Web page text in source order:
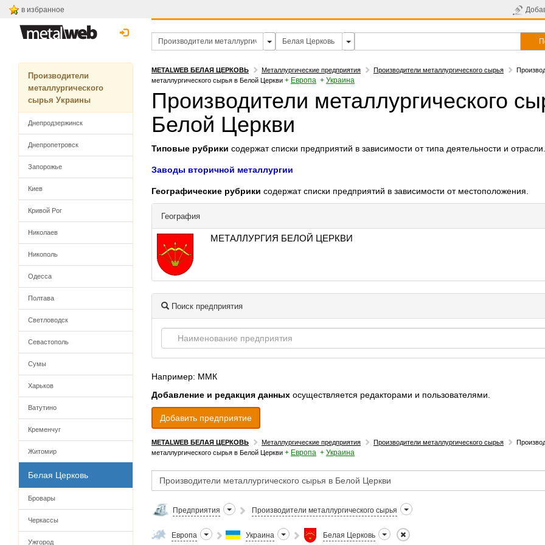
в избранное
Производители
металлургического
сырья Украины
Днепродзержинск
Днепропетровск
Запорожье
Киев
Кривой Рог
Николаев
Никополь
Одесса
Полтава
Светловодск
Севастополь
Сумы
Харьков
Ватутино
Кременчуг
Житомир
Белая Церковь
Бровары
Черкассы
Ужгород
METALWEB БЕЛАЯ ЦЕРКОВЬ Металлургические предприятия Производители металлургического сырья
металлургического сырья в Белой Церкви + Европа + Украина
Производители металлургического
Белой Церкви
Типовые рубрики содержат списки предприятий в зависимости от типа деятельности и отрасли.
Заводы вторичной металлургии
Географические рубрики содержат списки предприятий в зависимости от местоположения.
География
МЕТАЛЛУРГИЯ БЕЛОЙ ЦЕРКВИ
Поиск предприятия
Например: ММК
Добавление и редакция данных осуществляется редакторами и пользователями.
Добавить предприятие
METALWEB БЕЛАЯ ЦЕРКОВЬ Металлургические предприятия Производители металлургического сырья
металлургического сырья в Белой Церкви + Европа + Украина
Предприятия Производители металлургического сырья
Европа Украина Белая Церковь